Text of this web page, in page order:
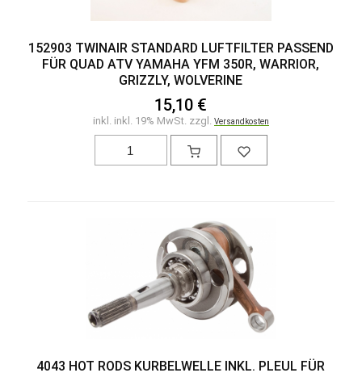
152903 TWINAIR STANDARD LUFTFILTER PASSEND
FÜR QUAD ATV YAMAHA YFM 350R, WARRIOR,
GRIZZLY, WOLVERINE
15,10 €
inkl. inkl. 19% MwSt. zzgl. Versandkosten
4043 HOT RODS KURBELWELLE INKL. PLEUL FÜR